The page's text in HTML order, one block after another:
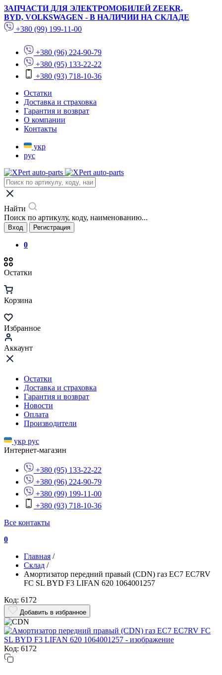
ЗАПЧАСТИ ДЛЯ ЭЛЕКТРОМОБИЛЕЙ ZEEKR,
BYD, VOLKSWAGEN - В НАЛИЧИИ НА СКЛАДЕ
+380 (99) 199-11-00
+380 (96) 224-90-79
+380 (95) 133-22-22
+380 (93) 718-10-36
Остатки
Доставка и страховка
Гарантия и возврат
О компании
Контакты
укр
рус
Найти
Поиск по артикулу, коду, наименованию...
Вход Регистрация
0
Остатки
Корзина
Избранное
Аккаунт
Остатки
Доставка и страховка
Гарантия и возврат
Новости
Оплата
Производители
укр рус
Интернет-магазин
+380 (95) 133-22-22
+380 (96) 224-90-79
+380 (99) 199-11-00
+380 (93) 718-10-36
Все контакты
0
Главная /
Склад /
Амортизатор передний правый (CDN) газ EC7 EC7RV
FC SL BYD F3 LIFAN 620 1064001257
Код: 6172
Добавить в избранное
Код: 6172